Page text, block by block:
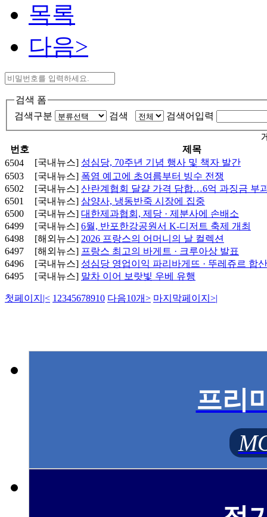
목록
다음>
검색 폼
검색구분
검색 검색어입력
번호
제목
6504
[국내뉴스] 성심당, 70주년 기념 행사 및 책자 발간
6503
[국내뉴스] 폭염 예고에 초여름부터 빙수 전쟁
6502
[국내뉴스] 산란계협회 달걀 가격 담합…6억 과징금 부
6501
[국내뉴스] 삼양사, 냉동반죽 시장에 집중
6500
[국내뉴스] 대한제과협회, 제당 · 제분사에 손배소
6499
[국내뉴스] 6월, 반포한강공원서 K-디저트 축제 개최
6498
[해외뉴스] 2026 프랑스의 어머니의 날 컬렉션
6497
[해외뉴스] 프랑스 최고의 바게트 · 크루아상 발표
6496
[국내뉴스] 성심당 영업이익 파리바게뜨 · 뚜레쥬르 합
6495
[국내뉴스] 말차 이어 보랏빛 우베 유행
첫페이지 |< 1 2345678910 다음10개> 마지막페이지 >|
프리